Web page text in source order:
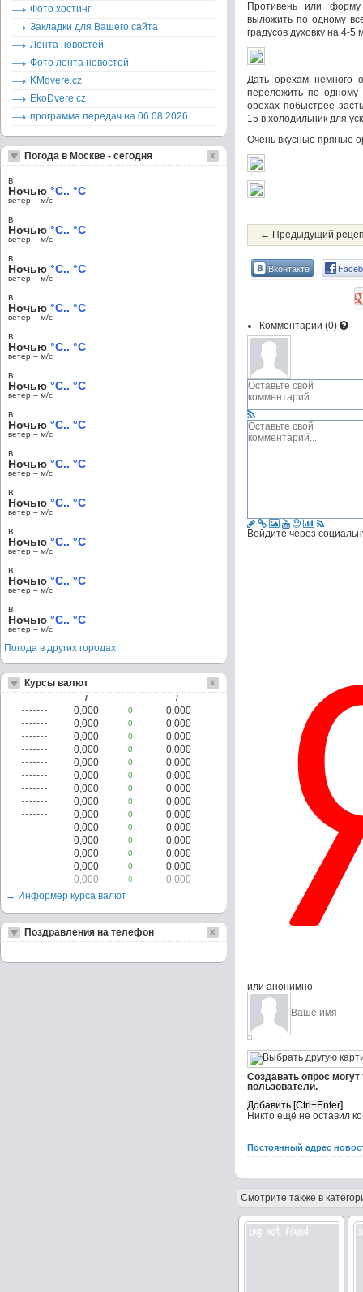
Противень или
выложить по одному
градусов духовку на 4-
Дать орехам немного
переложить по одному
орехах побыстрее
15 в холодильник для
Очень вкусные пряные
← Предыдущий
Вконтакте
Комментарии (0)
Войдите через
или анонимно
Создавать опрос
пользователи.
Никто ещё не оставил
Постоянный адрес
Смотрите также в
Фото хостинг
Закладки для Вашего сайта
Лента новостей
Фото лента новостей
KMdvere.cz
EkoDvere.cz
программа передач на 06.08.2026
Погода в Москве - сегодня
в
Ночью °C.. °C
ветер – м/c
в
Ночью °C.. °C
ветер – м/c
в
Ночью °C.. °C
ветер – м/c
в
Ночью °C.. °C
ветер – м/c
в
Ночью °C.. °C
ветер – м/c
в
Ночью °C.. °C
ветер – м/c
в
Ночью °C.. °C
ветер – м/c
в
Ночью °C.. °C
ветер – м/c
в
Ночью °C.. °C
ветер – м/c
в
Ночью °C.. °C
ветер – м/c
в
Ночью °C.. °C
ветер – м/c
в
Ночью °C.. °C
ветер – м/c
Погода в других городах
Курсы валют
/ /
0,000 0
0,000
0,000
0
0,000
0,000
0
0,000
0,000
0
0,000
0,000
0
0,000
0,000
0
0,000
0,000
0
0,000
0,000
0
0,000
0,000
0
0,000
0,000
0
0,000
0,000
0
0,000
0,000
0
0,000
0,000
0
0,000
0,000
0
0,000
→ Информер курса валют
Поздравления на телефон